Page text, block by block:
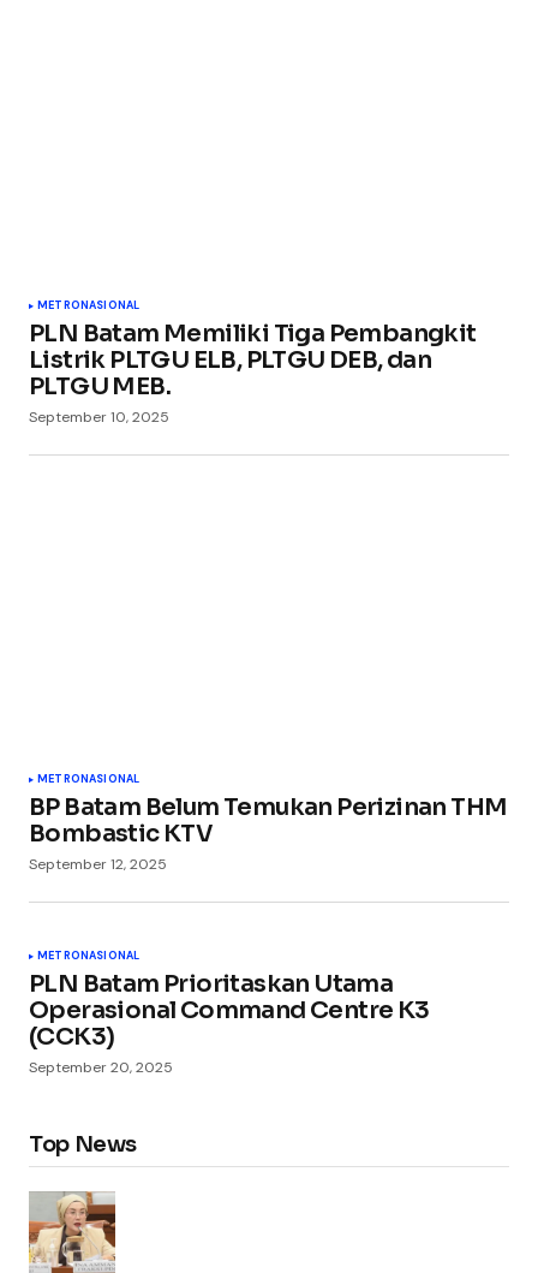
METRONASIONAL
PLN Batam Memiliki Tiga Pembangkit
Listrik PLTGU ELB, PLTGU DEB, dan
PLTGU MEB.
September 10, 2025
METRONASIONAL
BP Batam Belum Temukan Perizinan THM
Bombastic KTV
September 12, 2025
METRONASIONAL
PLN Batam Prioritaskan Utama
Operasional Command Centre K3
(CCK3)
September 20, 2025
Top News